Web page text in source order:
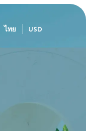
ไทย USD